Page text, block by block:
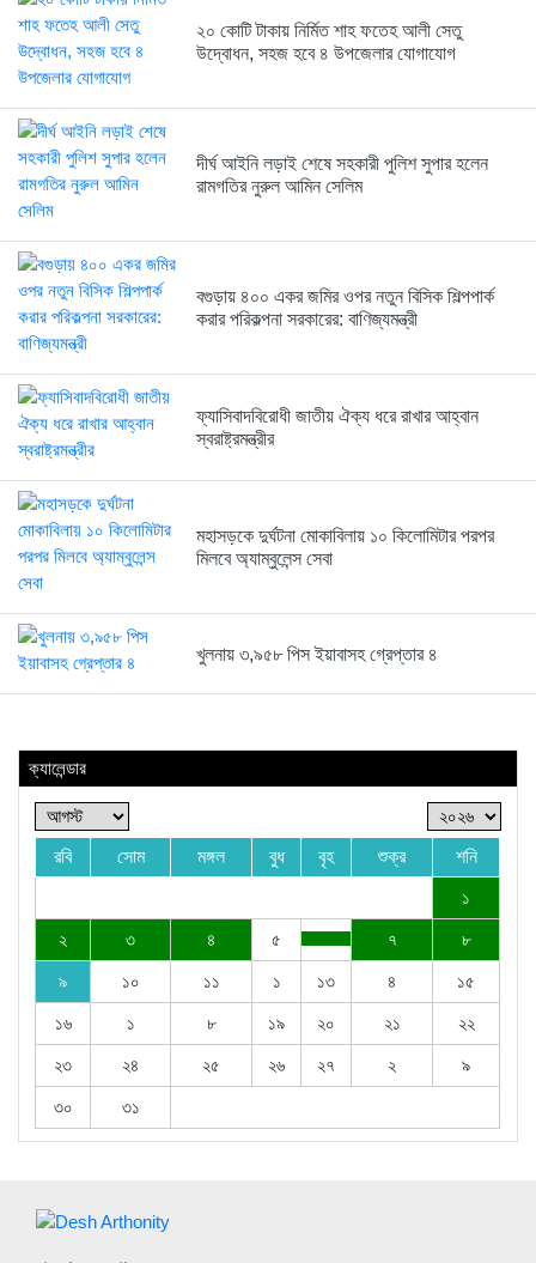
19 hours আগে
19 hours আগে
২০ কোটি টাকায় নির্মিত শাহ ফতেহ আলী সেতু
উদ্বোধন, সহজ হবে ৪ উপজেলার যোগাযোগ
দীর্ঘ আইনি লড়াই শেষে সহকারী পুলিশ সুপার হলেন
রামগতির নুরুল আমিন সেলিম
বগুড়ায় ৪০০ একর জমির ওপর নতুন বিসিক শিল্পপার্ক
করার পরিকল্পনা সরকারের: বাণিজ্যমন্ত্রী
ফ্যাসিবাদবিরোধী জাতীয় ঐক্য ধরে রাখার আহ্বান
স্বরাষ্ট্রমন্ত্রীর
মহাসড়কে দুর্ঘটনা মোকাবিলায় ১০ কিলোমিটার পরপর
মিলবে অ্যাম্বুলেন্স সেবা
খুলনায় ৩,৯৫৮ পিস ইয়াবাসহ গ্রেপ্তার ৪
ক্যালেন্ডার
রবি সোম মঙ্গল বুধ বৃহ শুক্র
শনি
১
২ ৩ ৪ ৫ ৭ ৮
৯ ১০ ১১ ১ ১৩ ৪ ১৫
১৬ ১ ৮ ১৯ ২০ ২১ ২২
২৩ ২৪ ২৫ ২৬ ২৭ ২ ৯
৩০ ৩১